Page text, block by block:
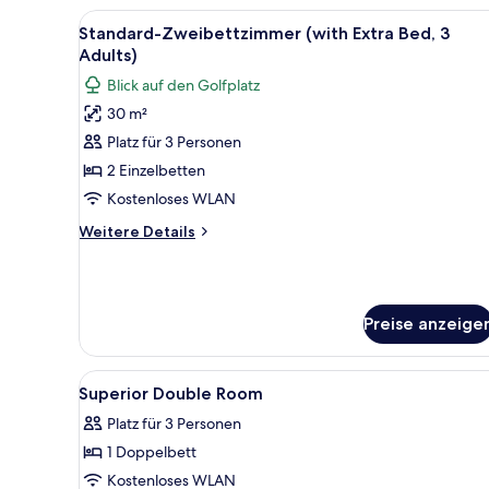
Alle
Fotos
für
Standard-
Zweibettzimmer
(with
Extra
Bed,
3
Adults)
Ein Hotelzimmer mit Bett,
2
Standard-Zweibettzimmer (with Extra Bed, 3
Adults)
Blick auf den Golfplatz
30 m²
Platz für 3 Personen
2 Einzelbetten
Kostenloses WLAN
Weitere Details
Weitere
Extra
Bed,
3
Adults)
Preise
Alle
Fotos
für
Superior
Double
Ein Hotelzimmer mit Bett,
5
Superior Double Room
Platz für 3 Personen
1 Doppelbett
Kostenloses WLAN